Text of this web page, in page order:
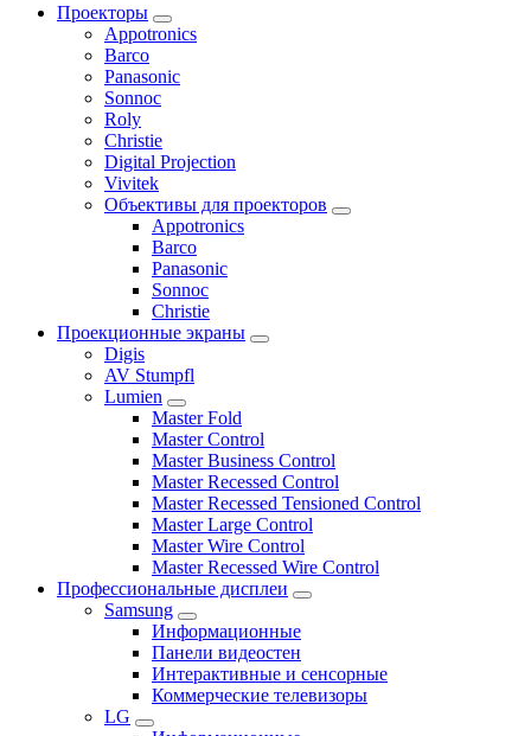
Проекторы
Appotronics
Barco
Panasonic
Sonnoc
Roly
Christie
Digital Projection
Vivitek
Объективы для проекторов
Appotronics
Barco
Panasonic
Sonnoc
Сhristie
Проекционные экраны
Digis
AV Stumpfl
Lumien
Master Fold
Master Control
Master Business Control
Master Recessed Control
Master Recessed Tensioned Control
Master Large Control
Master Wire Control
Master Recessed Wire Control
Профессиональные дисплеи
Samsung
Информационные
Панели видеостен
Интерактивные и сенсорные
Коммерческие телевизоры
LG